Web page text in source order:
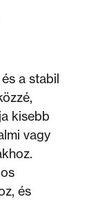
a stabil
kisebb
vagy
és